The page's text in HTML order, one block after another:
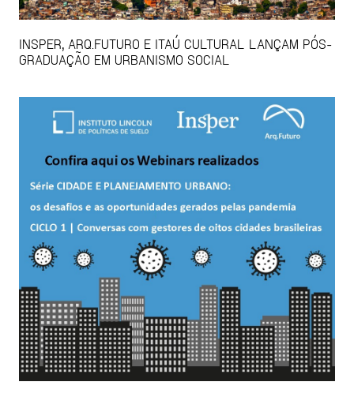
INSPER, ARQ.FUTURO E ITAÚ CULTURAL LANÇAM PÓS-
GRADUAÇÃO EM URBANISMO SOCIAL